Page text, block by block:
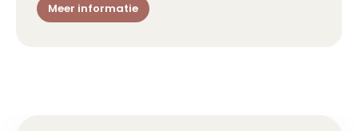
Meer informatie